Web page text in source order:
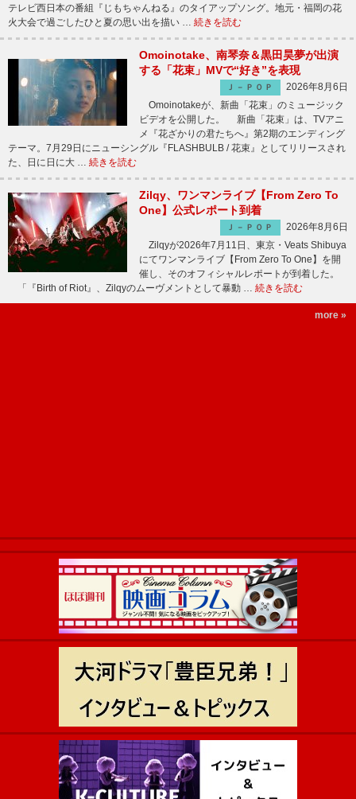
テレビ西日本の番組『じもちゃんねる』のタイアップソング。地元・福岡の花
火大会で過ごしたひと夏の思い出を描い … 続きを読む
Omoinotake、南琴奈＆黒田昊夢が出演
する「花束」MVで“好き”を表現
Ｊ－ＰＯＰ
2026年8月6日
Omoinotakeが、新曲「花束」のミュージック
ビデオを公開した。 新曲「花束」は、TVアニ
メ『花ざかりの君たちへ』第2期のエンディング
テーマ。7月29日にニューシングル『FLASHBULB / 花束』としてリリースされ
た、日に日に大 … 続きを読む
Zilqy、ワンマンライブ【From Zero To
One】公式レポート到着
Ｊ－ＰＯＰ
2026年8月6日
Zilqyが2026年7月11日、東京・Veats Shibuya
にてワンマンライブ【From Zero To One】を開
催し、そのオフィシャルレポートが到着した。
「『Birth of Riot』、Zilqyのムーヴメントとして暴動 … 続きを読む
more »